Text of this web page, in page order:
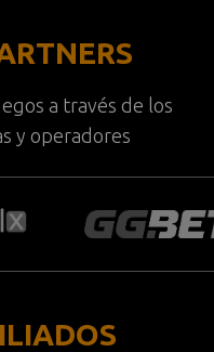
a través de los
y operadores